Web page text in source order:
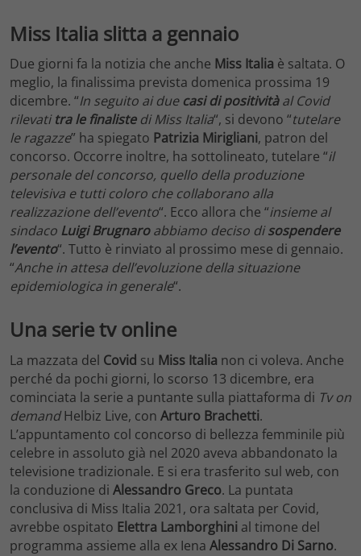
Miss Italia slitta a gennaio
Due giorni fa la notizia che anche Miss Italia è saltata. O
meglio, la finalissima prevista domenica prossima 19
dicembre. “In seguito ai due casi di positivitàal Covid
rilevatitra le finalistedi Miss Italia“, si devono “tutelare
le ragazze” ha spiegato Patrizia Mirigliani, patron del
concorso. Occorre inoltre, ha sottolineato, tutelare “il
personale del concorso, quello della produzione
televisiva e tutti coloro che collaborano alla
realizzazione dell’evento“. Ecco allora che “insieme al
sindaco Luigi Brugnaroabbiamo deciso disospendere
l’evento“. Tutto è rinviato al prossimo mese di gennaio.
“Anche in attesa dell’evoluzione della situazione
epidemiologica in generale“.
Una serie tv online
La mazzata del Covid su Miss Italia non ci voleva. Anche
perché da pochi giorni, lo scorso 13 dicembre, era
cominciata la serie a puntante sulla piattaforma di Tv on
demandHelbiz Live, con Arturo Brachetti.
L’appuntamento col concorso di bellezza femminile più
celebre in assoluto già nel 2020 aveva abbandonato la
televisione tradizionale. E si era trasferito sul web, con
la conduzione di Alessandro Greco. La puntata
conclusiva di Miss Italia 2021, ora saltata per Covid,
avrebbe ospitato Elettra Lamborghini al timone del
programma assieme alla ex Iena Alessandro Di Sarno.